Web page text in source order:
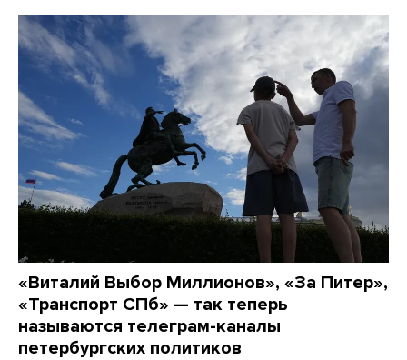
«Виталий Выбор Миллионов», «За Питер»,
«Транспорт СПб» — так теперь
называются телеграм-каналы
петербургских политиков